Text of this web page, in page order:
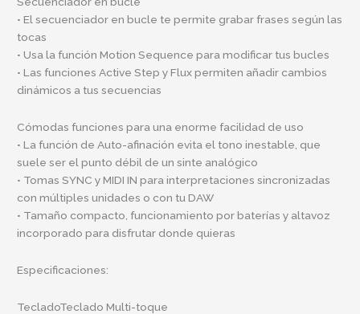
• El secuenciador en bucle te permite grabar frases según las
tocas
• Usa la función Motion Sequence para modificar tus bucles
• Las funciones Active Step y Flux permiten añadir cambios
dinámicos a tus secuencias
Cómodas funciones para una enorme facilidad de uso
• La función de Auto-afinación evita el tono inestable, que
suele ser el punto débil de un sinte analógico
• Tomas SYNC y MIDI IN para interpretaciones sincronizadas
con múltiples unidades o con tu DAW
• Tamaño compacto, funcionamiento por baterías y altavoz
incorporado para disfrutar donde quieras
Especificaciones:
TecladoTeclado Multi-toque